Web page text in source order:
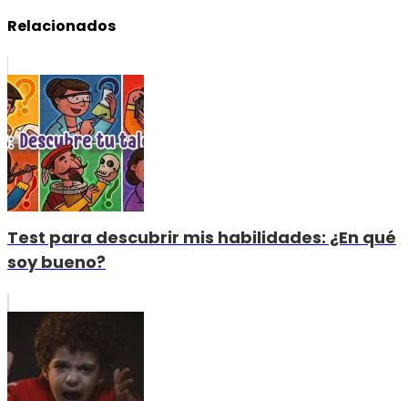
Relacionados
Test para descubrir mis habilidades: ¿En qué
soy bueno?